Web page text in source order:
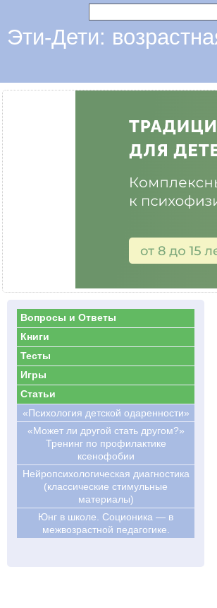
Эти-Дети:
Вопросы и Ответы
Книги
Тесты
Игры
Статьи
«Психология детской одаренности»
«Может ли другой стать другом?»
Тренинг по профилактике
ксенофобии
Нейропсихологическая диагностика
(классические стимульные
материалы)
Юнг в школе. Соционика — в
межвозрастной педагогике.